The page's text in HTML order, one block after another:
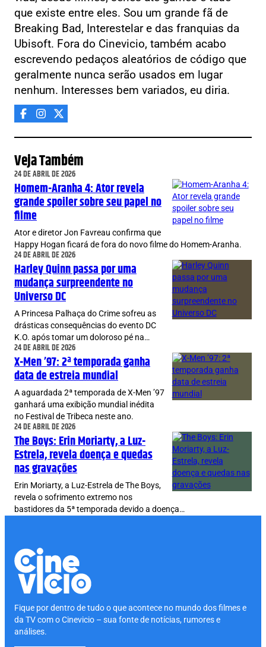
que existe entre eles. Sou um grande fã de
Breaking Bad, Interestelar e das franquias da
Ubisoft. Fora do Cinevicio, também acabo
escrevendo pedaços aleatórios de código que
geralmente nunca serão usados em lugar
nenhum. Interesses bem variados, eu diria.
Veja Também
24 DE ABRIL DE 2026
Homem-Aranha 4: Ator revela
grande spoiler sobre seu papel no
filme
Ator e diretor Jon Favreau confirma que
Happy Hogan ficará de fora do novo filme do Homem-Aranha.
24 DE ABRIL DE 2026
Harley Quinn passa por uma
mudança surpreendente no
Universo DC
A Princesa Palhaça do Crime sofreu as
drásticas consequências do evento DC
K.O. após tomar um doloroso pé na…
24 DE ABRIL DE 2026
X-Men ’97: 2ª temporada ganha
data de estreia mundial
A aguardada 2ª temporada de X-Men ’97
ganhará uma exibição mundial inédita
no Festival de Tribeca neste ano.
24 DE ABRIL DE 2026
The Boys: Erin Moriarty, a Luz-
Estrela, revela doença e quedas
nas gravações
Erin Moriarty, a Luz-Estrela de The Boys,
revela o sofrimento extremo nos
bastidores da 5ª temporada devido a doença…
Fique por dentro de tudo o que acontece no mundo dos filmes e
da TV com o Cinevicio – sua fonte de notícias, rumores e
análises.